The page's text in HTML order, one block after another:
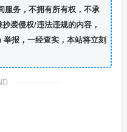
服务，不拥有所有权，不承
袭侵权/违法违规的内容，
报，一经查实，本站将立刻